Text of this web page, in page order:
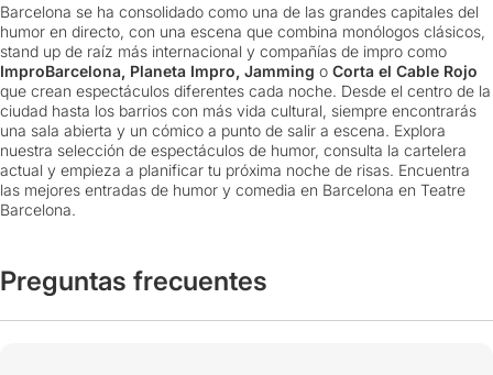
Barcelona se ha consolidado como una de las grandes capitales del
humor en directo, con una escena que combina monólogos clásicos,
stand up de raíz más internacional y compañías de impro como
ImproBarcelona, Planeta Impro, Jamming o Corta el Cable Rojo
que crean espectáculos diferentes cada noche. Desde el centro de la
ciudad hasta los barrios con más vida cultural, siempre encontrarás
una sala abierta y un cómico a punto de salir a escena. Explora
nuestra selección de espectáculos de humor, consulta la cartelera
actual y empieza a planificar tu próxima noche de risas. Encuentra
las mejores entradas de humor y comedia en Barcelona en Teatre
Barcelona.
Preguntas frecuentes